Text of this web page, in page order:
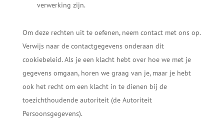
verwerking zijn.
Om deze rechten uit te oefenen, neem contact met ons op.
Verwijs naar de contactgegevens onderaan dit
cookiebeleid. Als je een klacht hebt over hoe we met je
gegevens omgaan, horen we graag van je, maar je hebt
ook het recht om een klacht in te dienen bij de
toezichthoudende autoriteit (de Autoriteit
Persoonsgegevens).